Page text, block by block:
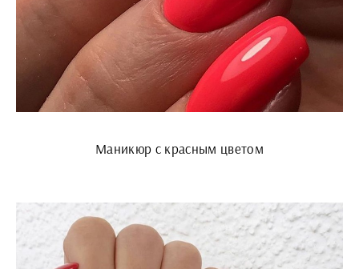
Маникюр с красным цветом